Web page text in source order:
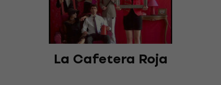
La Cafetera Roja